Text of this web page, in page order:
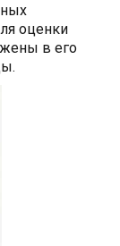
оценки
в его